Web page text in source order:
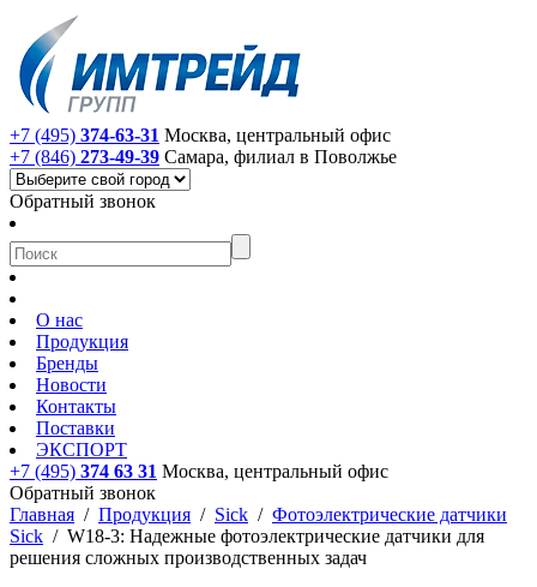
+7 (495) 374-63-31 Москва, центральный офис
+7 (846) 273-49-39 Самара, филиал в Поволжье
Обратный звонок
О нас
Продукция
Бренды
Новости
Контакты
Поставки
ЭКСПОРТ
+7 (495) 374 63 31 Москва, центральный офис
Обратный звонок
Главная / Продукция / Sick / Фотоэлектрические датчики
Sick / W18-3: Надежные фотоэлектрические датчики для
решения сложных производственных задач